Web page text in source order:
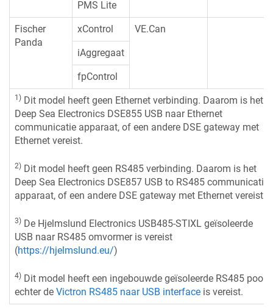
PMS Lite
Fischer
Panda
xControl VE.Can
iAggregaat
fpControl
1) Dit model heeft geen Ethernet verbinding. Daarom is het
Deep Sea Electronics DSE855 USB naar Ethernet
communicatie apparaat, of een andere DSE gateway met
Ethernet vereist.
2) Dit model heeft geen RS485 verbinding. Daarom is het
Deep Sea Electronics DSE857 USB to RS485 communicatie
apparaat, of een andere DSE gateway met Ethernet vereist.
3) De Hjelmslund Electronics USB485-STIXL geïsoleerde
USB naar RS485 omvormer is vereist
(https://hjelmslund.eu/)
4) Dit model heeft een ingebouwde geïsoleerde RS485 poort;
echter de Victron RS485 naar USB interface is vereist.